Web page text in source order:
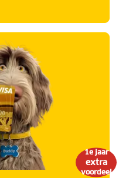
1e jaar
extra
voordeel